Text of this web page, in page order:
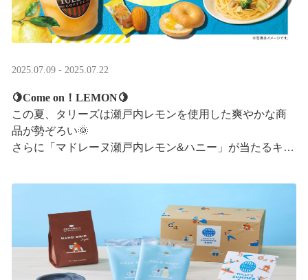
2025.07.09 - 2025.07.22
🍋Come on！LEMON🍋
この夏、タリーズは瀬戸内レモンを使用した爽やかな商
品が勢ぞろい🌞
さらに「マドレーヌ瀬戸内レモン&ハニー」が当たるキャ